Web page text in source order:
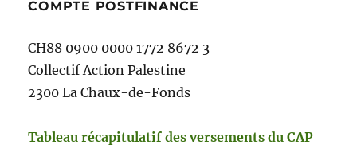
COMPTE POSTFINANCE
CH88 0900 0000 1772 8672 3
Collectif Action Palestine
2300 La Chaux-de-Fonds
Tableau récapitulatif des versements du CAP